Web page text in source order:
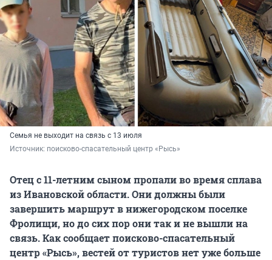
Семья не выходит на связь с 13 июля
Источник: поисково-спасательный центр «Рысь»
Отец с 11-летним сыном пропали во время сплава
из Ивановской области. Они должны были
завершить маршрут в нижегородском поселке
Фролищи, но до сих пор они так и не вышли на
связь. Как сообщает поисково-спасательный
центр «Рысь», вестей от туристов нет уже больше